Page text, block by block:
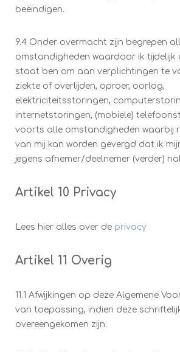
beëindigen.
9.4 Onder overmacht zijn begrepen
omstandigheden waardoor ik tijdelijk
staat ben om aan verplichtingen te
ziekte of overlijden, oproer, oorlog,
elektriciteitsstoringen,
internetstoringen, (mobiele)
voorts alle omstandigheden waarbij
van mij kan worden gevergd dat ik
jegens afnemer/deelnemer (verder)
Artikel 10 Privacy
Lees hier alles over de privacy
Artikel 11 Overig
11.1 Afwijkingen op deze Algemene
van toepassing, indien deze
overeengekomen zijn.